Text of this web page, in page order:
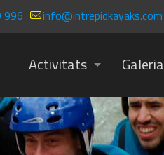
996 info@intrepidkayaks.com
Activitats Galeria